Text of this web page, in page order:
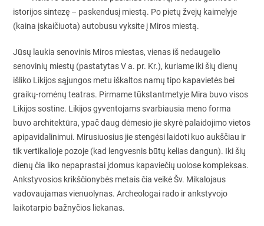
istorijos sintezę – paskendusį miestą. Po pietų žvejų kaimelyje
(kaina įskaičiuota) autobusu vyksite į Miros miestą.
Jūsų laukia senovinis Miros miestas, vienas iš nedaugelio
senovinių miestų (pastatytas V a. pr. Kr.), kuriame iki šių dienų
išliko Likijos sąjungos metu iškaltos namų tipo kapavietės bei
graikų-romėnų teatras. Pirmame tūkstantmetyje Mira buvo visos
Likijos sostine. Likijos gyventojams svarbiausia meno forma
buvo architektūra, ypač daug dėmesio jie skyrė palaidojimo vietos
apipavidalinimui. Mirusiuosius jie stengėsi laidoti kuo aukščiau ir
tik vertikalioje pozoje (kad lengvesnis būtų kelias dangun). Iki šių
dienų čia liko nepaprastai įdomus kapaviečių uolose kompleksas.
Ankstyvosios krikščionybės metais čia veikė Šv. Mikalojaus
vadovaujamas vienuolynas. Archeologai rado ir ankstyvojo
laikotarpio bažnyčios liekanas.